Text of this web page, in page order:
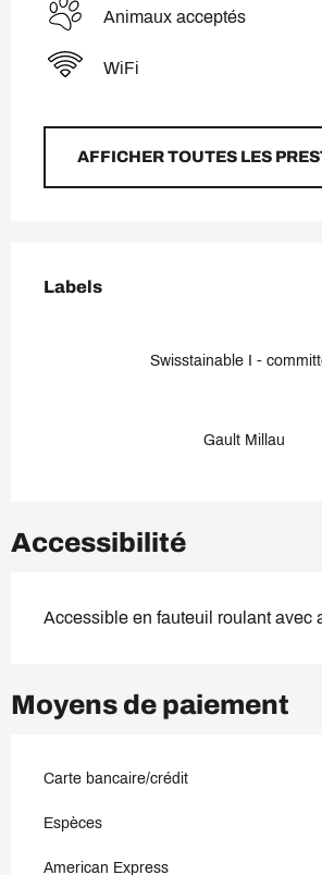
Animaux acceptés
WiFi
AFFICHER TOUTES LES
Labels
Labels
Swisstainable I -
Gault Millau
Accessibilité
Accessible en fauteuil roulant avec
Moyens de paiement
Carte bancaire/crédit
Espèces
American Express